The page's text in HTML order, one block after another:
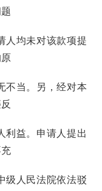
人均未对该款项提
不当。另，经对本
利益。申请人提出
级人民法院依法驳